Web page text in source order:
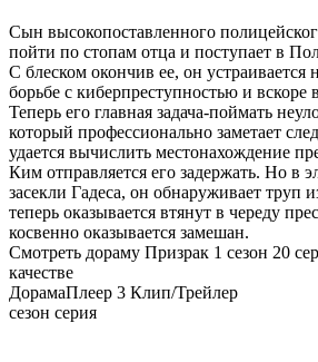
Сын высокопоставленного
пойти по стопам отца и поступает в
С блеском окончив ее, он устраивается
борьбе с киберпреступностью и вскоре
Теперь его главная задача-поймать
который профессионально заметает
удается вычислить местонахождение
Ким отправляется его задержать. Но в
засекли Гадеса, он обнаруживает труп
теперь оказывается втянут в череду
косвенно оказывается замешан.
Смотреть дораму Призрак 1 сезон 20
качестве
ДорамаПлеер 3 Клип/Трейлер
сезон серия